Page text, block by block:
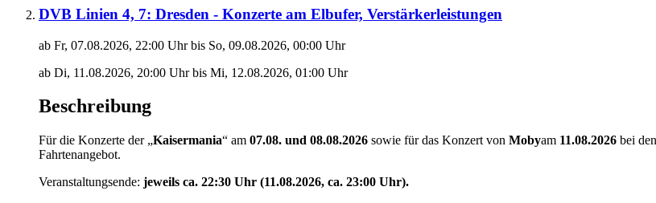
DVB Linien 4, 7: Dresden - Konzerte am Elbufer, Verstärkerleistungen
ab Fr, 07.08.2026, 22:00 Uhr bis So, 09.08.2026, 00:00 Uhr
ab Di, 11.08.2026, 20:00 Uhr bis Mi, 12.08.2026, 01:00 Uhr
Beschreibung
Für die Konzerte der „Kaisermania“ am 07.08. und 08.08.2026 sowie für das Konzert von Mobyam 11.08.2026 bei
Fahrtenangebot.
Veranstaltungsende: jeweils ca. 22:30 Uhr (11.08.2026, ca. 23:00 Uhr).